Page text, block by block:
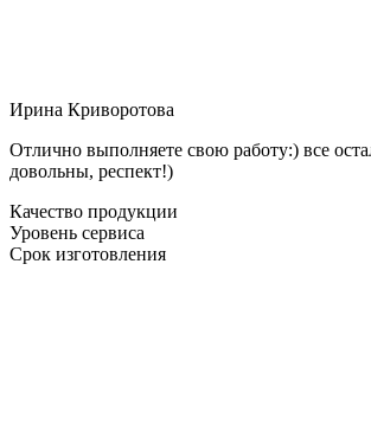
Ирина Криворотова
Отлично выполняете свою работу:) все
довольны, респект!)
Качество продукции
Уровень сервиса
Срок изготовления